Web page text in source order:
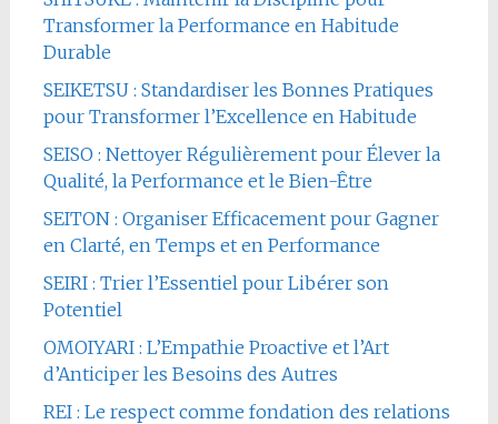
Transformer la Performance en Habitude
Durable
SEIKETSU : Standardiser les Bonnes Pratiques
pour Transformer l’Excellence en Habitude
SEISO : Nettoyer Régulièrement pour Élever la
Qualité, la Performance et le Bien-Être
SEITON : Organiser Efficacement pour Gagner
en Clarté, en Temps et en Performance
SEIRI : Trier l’Essentiel pour Libérer son
Potentiel
OMOIYARI : L’Empathie Proactive et l’Art
d’Anticiper les Besoins des Autres
REI : Le respect comme fondation des relations